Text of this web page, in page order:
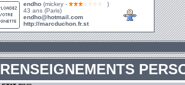
endho (mickey -
)
43 ans (Paris)
endho@hotmail.com
http://marcduchon.fr.st
RENSEIGNEMENTS